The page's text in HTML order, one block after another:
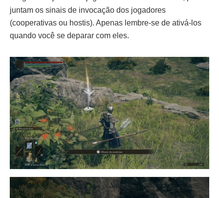
juntam os sinais de invocação dos jogadores
(cooperativas ou hostis). Apenas lembre-se de ativá-los
quando você se deparar com eles.